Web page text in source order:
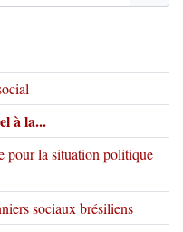
à la...
pour la situation politique
sociaux brésiliens